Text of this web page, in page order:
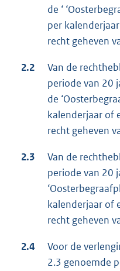
de ‘
per
recht geheven
2.2
Van de
periode van 20
de
kalenderjaar of
recht geheven
2.3
Van de
periode van 20
kalenderjaar of
recht geheven
2.4
Voor de
2.3 genoemde